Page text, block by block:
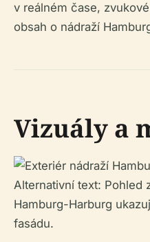
v reálném čase,
obsah o nádraží
Vizuály a
Alternativní text: Pohled
Hamburg-Harburg
fasádu.